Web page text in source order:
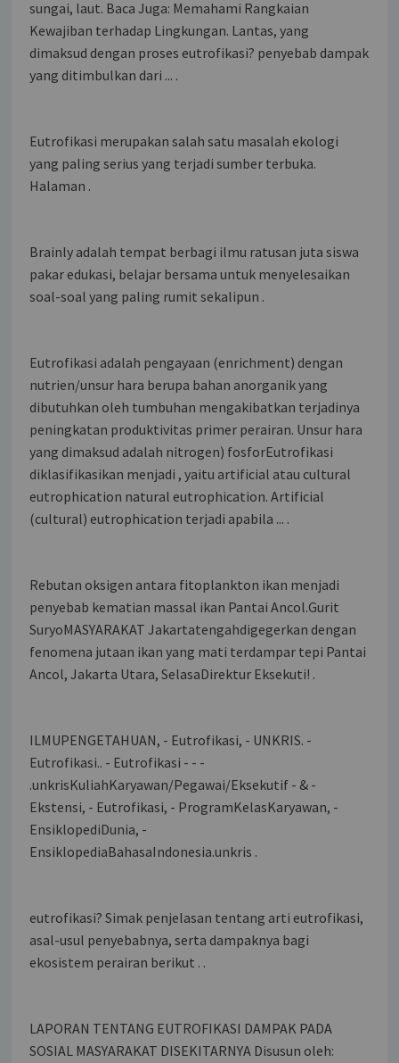
sungai, laut. Baca Juga: Memahami Rangkaian
Kewajiban terhadap Lingkungan. Lantas, yang
dimaksud dengan proses eutrofikasi? penyebab dampak
yang ditimbulkan dari ... .
Eutrofikasi merupakan salah satu masalah ekologi
yang paling serius yang terjadi sumber terbuka.
Halaman .
Brainly adalah tempat berbagi ilmu ratusan juta siswa
pakar edukasi, belajar bersama untuk menyelesaikan
soal-soal yang paling rumit sekalipun .
Eutrofikasi adalah pengayaan (enrichment) dengan
nutrien/unsur hara berupa bahan anorganik yang
dibutuhkan oleh tumbuhan mengakibatkan terjadinya
peningkatan produktivitas primer perairan. Unsur hara
yang dimaksud adalah nitrogen) fosforEutrofikasi
diklasifikasikan menjadi , yaitu artificial atau cultural
eutrophication natural eutrophication. Artificial
(cultural) eutrophication terjadi apabila ... .
Rebutan oksigen antara fitoplankton ikan menjadi
penyebab kematian massal ikan Pantai Ancol.Gurit
SuryoMASYARAKAT Jakartatengahdigegerkan dengan
fenomena jutaan ikan yang mati terdampar tepi Pantai
Ancol, Jakarta Utara, SelasaDirektur Eksekuti! .
ILMUPENGETAHUAN, - Eutrofikasi, - UNKRIS. -
Eutrofikasi.. - Eutrofikasi - - -
.unkrisKuliahKaryawan/Pegawai/Eksekutif - & -
Ekstensi, - Eutrofikasi, - ProgramKelasKaryawan, -
EnsiklopediDunia, -
EnsiklopediaBahasaIndonesia.unkris .
eutrofikasi? Simak penjelasan tentang arti eutrofikasi,
asal-usul penyebabnya, serta dampaknya bagi
ekosistem perairan berikut . .
LAPORAN TENTANG EUTROFIKASI DAMPAK PADA
SOSIAL MASYARAKAT DISEKITARNYA Disusun oleh: